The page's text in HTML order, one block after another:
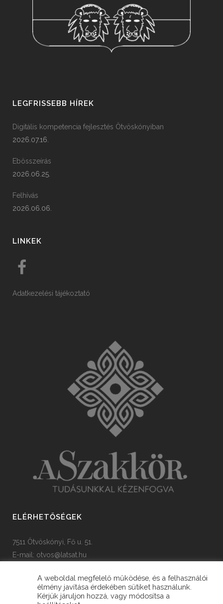
LEGFRISSEBB HÍREK
Digitális kompetencia fejlesztés Ötvöskónyiban
2026.07.16.
Ebösszeírás
2026.06.25.
Felhívás
2026.06.06.
LINKEK
Adatkezelési tájékoztató
ELÉRHETŐSÉGEK
7511 Ötvöskónyi, Fő u. 51.
E-mail: otvos@latsat.hu
A weboldal megfelelő működése, és a felhasználói
élmény javítása érdekében sütiket használunk.
Kérjük járuljon hozzá, vagy módosítsa a